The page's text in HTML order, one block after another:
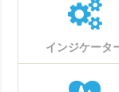
インジケータ